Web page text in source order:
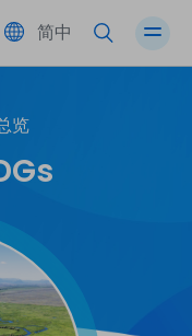
简中
览